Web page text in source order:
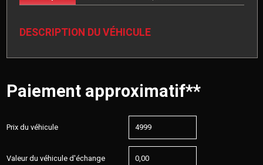
DESCRIPTION DU VÉHICULE
Paiement approximatif**
Prix du véhicule
Valeur du véhicule d'échange